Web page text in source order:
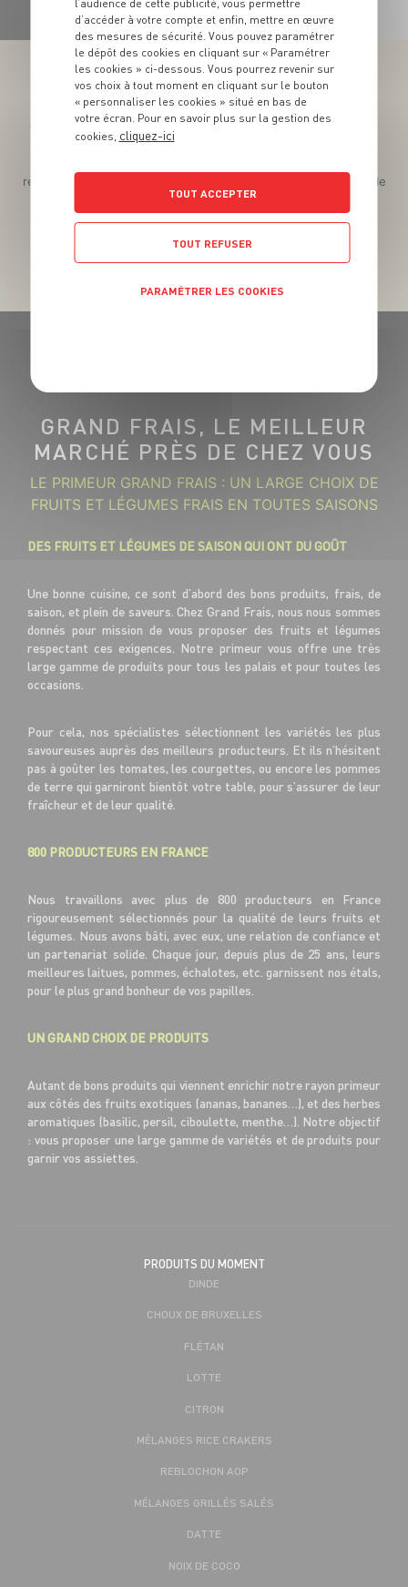
Téléchargez l’App pour profiter d’offres exclusives !
recettes gourmandes, des jeux inédits... le tout dans une seule
app !
GRAND FRAIS, LE MEILLEUR
MARCHÉ PRÈS DE CHEZ VOUS
LE PRIMEUR GRAND FRAIS : UN LARGE CHOIX DE
FRUITS ET LÉGUMES FRAIS EN TOUTES SAISONS
DES FRUITS ET LÉGUMES DE SAISON QUI ONT DU GOÛT
Une bonne cuisine, ce sont d’abord des bons produits, frais, de
saison, et plein de saveurs. Chez Grand Frais, nous nous sommes
donnés pour mission de vous proposer des fruits et légumes
respectant ces exigences. Notre primeur vous offre une très
large gamme de produits pour tous les palais et pour toutes les
occasions.
Pour cela, nos spécialistes sélectionnent les variétés les plus
savoureuses auprès des meilleurs producteurs. Et ils n’hésitent
pas à goûter les tomates, les courgettes, ou encore les pommes
de terre qui garniront bientôt votre table, pour s’assurer de leur
fraîcheur et de leur qualité.
800 PRODUCTEURS EN FRANCE
Nous travaillons avec plus de 800 producteurs en France
rigoureusement sélectionnés pour la qualité de leurs fruits et
légumes. Nous avons bâti, avec eux, une relation de confiance et
un partenariat solide. Chaque jour, depuis plus de 25 ans, leurs
meilleures laitues, pommes, échalotes, etc. garnissent nos étals,
pour le plus grand bonheur de vos papilles.
UN GRAND CHOIX DE PRODUITS
Autant de bons produits qui viennent enrichir notre rayon primeur
aux côtés des fruits exotiques (ananas, bananes…), et des herbes
aromatiques (basilic, persil, ciboulette, menthe…). Notre objectif
: vous proposer une large gamme de variétés et de produits pour
garnir vos assiettes.
PRODUITS DU MOMENT
DINDE
CHOUX DE BRUXELLES
FLÉTAN
LOTTE
CITRON
MÉLANGES RICE CRAKERS
REBLOCHON AOP
MÉLANGES GRILLÉS SALÉS
DATTE
NOIX DE COCO
l’audience de cette publicité, vous permettre
d’accéder à votre compte et enfin, mettre en œuvre
des mesures de sécurité. Vous pouvez paramétrer
le dépôt des cookies en cliquant sur « Paramétrer
les cookies » ci-dessous. Vous pourrez revenir sur
vos choix à tout moment en cliquant sur le bouton
« personnaliser les cookies » situé en bas de
votre écran. Pour en savoir plus sur la gestion des
cookies, cliquez-ici
TOUT ACCEPTER
TOUT REFUSER
PARAMÉTRER LES COOKIES